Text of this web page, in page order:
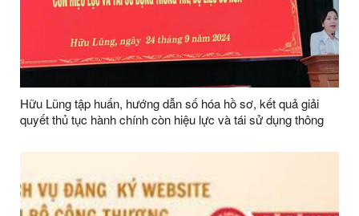
Hữu Lũng tập huấn, hướng dẫn số hóa hồ sơ, kết quả giải
quyết thủ tục hành chính còn hiệu lực và tái sử dụng thông